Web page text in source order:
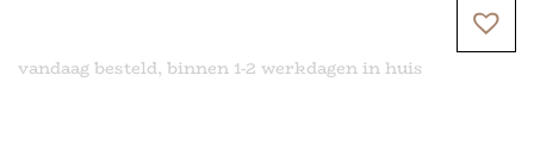
vandaag besteld, binnen 1-2 werkdagen in huis